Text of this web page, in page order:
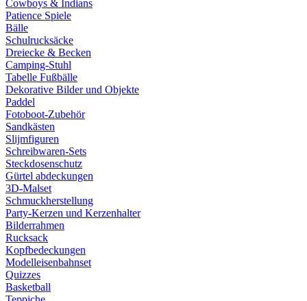
Cowboys & Indians
Patience Spiele
Bälle
Schulrucksäcke
Dreiecke & Becken
Camping-Stuhl
Tabelle Fußbälle
Dekorative Bilder und Objekte
Paddel
Fotoboot-Zubehör
Sandkästen
Slijmfiguren
Schreibwaren-Sets
Steckdosenschutz
Gürtel abdeckungen
3D-Malset
Schmuckherstellung
Party-Kerzen und Kerzenhalter
Bilderrahmen
Rucksack
Kopfbedeckungen
Modelleisenbahnset
Quizzes
Basketball